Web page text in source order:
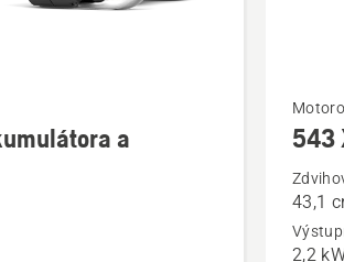
a
Zobraziť
viac
543
543
43,1
2,2